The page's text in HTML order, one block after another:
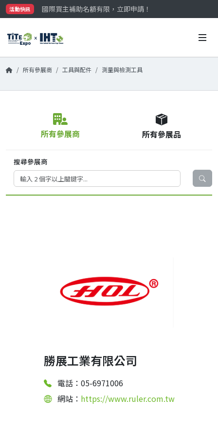
活動快訊
國際買主補助名額有限，立即申請！
參觀門票開放申請中‼️
國際買主補助名額有限，立即申請！
所有參展商 工具與配件 測量與檢測工具
所有參展商 所有參展品
搜尋參展商
勝展工業有限公司
電話：05-6971006
網站： https://www.ruler.com.tw